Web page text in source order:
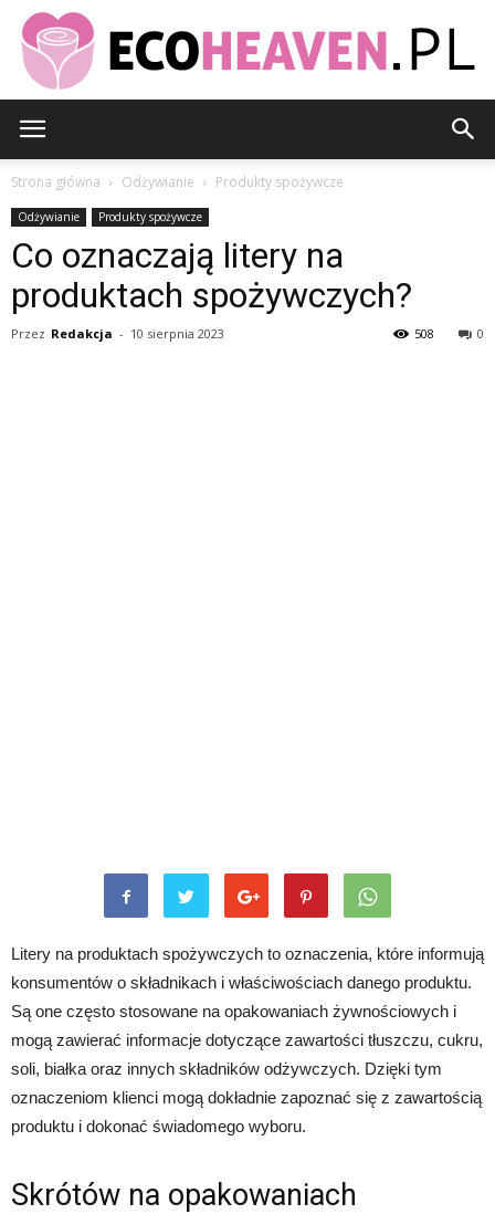
Strona główna Odżywianie Produkty spożywcze
Odżywianie Produkty spożywcze
Co oznaczają litery na
produktach spożywczych?
Przez Redakcja - 10 sierpnia 2023 0
508
Litery na produktach spożywczych to oznaczenia, które informują
konsumentów o składnikach i właściwościach danego produktu.
Są one często stosowane na opakowaniach żywnościowych i
mogą zawierać informacje dotyczące zawartości tłuszczu, cukru,
soli, białka oraz innych składników odżywczych. Dzięki tym
oznaczeniom klienci mogą dokładnie zapoznać się z zawartością
produktu i dokonać świadomego wyboru.
Skrótów na opakowaniach